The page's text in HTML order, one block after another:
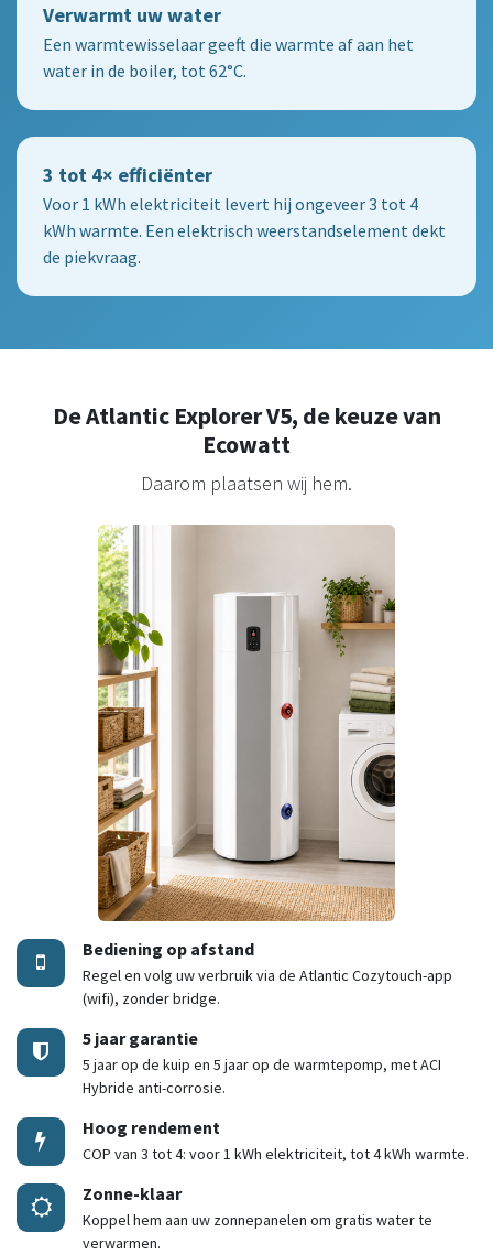
Verwarmt uw water
Een warmtewisselaar geeft die warmte af aan het
water in de boiler, tot 62°C.
3 tot 4× efficiënter
Voor 1 kWh elektriciteit levert hij ongeveer 3 tot 4
kWh warmte. Een elektrisch weerstandselement dekt
de piekvraag.
De Atlantic Explorer V5, de keuze van
Ecowatt
Daarom plaatsen wij hem.
Bediening op afstand
Regel en volg uw verbruik via de Atlantic Cozytouch-app
(wifi), zonder bridge.
5 jaar garantie
5 jaar op de kuip en 5 jaar op de warmtepomp, met ACI
Hybride anti-corrosie.
Hoog rendement
COP van 3 tot 4: voor 1 kWh elektriciteit, tot 4 kWh warmte.
Zonne-klaar
Koppel hem aan uw zonnepanelen om gratis water te
verwarmen.